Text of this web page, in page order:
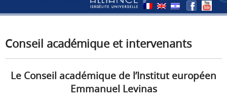
Conseil académique et intervenants
Le Conseil académique de l’Institut européen
Emmanuel Levinas